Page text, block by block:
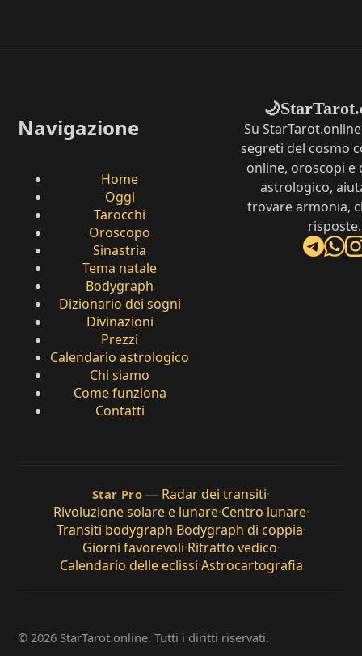
Navigazione
Home
Oggi
Tarocchi
Oroscopo
Sinastria
Tema natale
Bodygraph
Dizionario dei sogni
Divinazioni
Prezzi
Calendario astrologico
Chi siamo
Come funziona
Contatti
🌙
Su
segreti del cosmo
online, oroscopi e
astrologico,
trovare armonia,
risposte.
Star Pro — Radar dei transiti·
Rivoluzione solare e lunare·Centro lunare·
Transiti bodygraph·Bodygraph di coppia·
Giorni favorevoli·Ritratto vedico·
Calendario delle eclissi·Astrocartografia
© 2026 StarTarot.online. Tutti i diritti riservati.